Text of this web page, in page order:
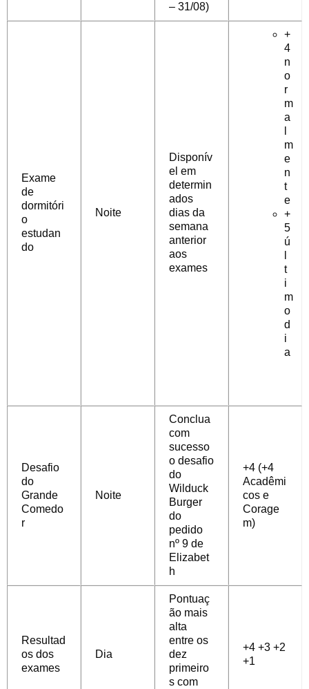
– 31/08)
Exame
de
dormitóri
o
estudan
do
Noite
Disponív
el em
determin
ados
dias da
semana
anterior
aos
exames
+
4
n
o
r
m
a
m
e
n
t
e
+
5
ú
t
i
m
o
d
i
a
Desafio
do
Grande
Comedo
r
Noite
Conclua
com
sucesso
o desafio
do
Wilduck
Burger
do
pedido
nº 9 de
Elizabet
h
+4 (+4
Acadêmi
cos e
Corage
m)
Resultad
os dos
exames
Dia
Pontuaç
ão mais
alta
entre os
dez
primeiro
s com
+4 +3 +2
+1